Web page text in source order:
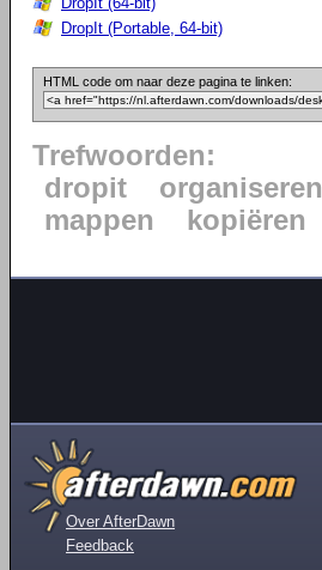
DropIt (Portable, 64-bit)
HTML code om naar deze pagina te linken:
Trefwoorden:
dropit
organiseren
mappen
kopiëren
Over AfterDawn
Feedback